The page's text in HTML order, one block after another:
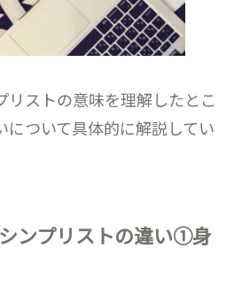
リストの意味を理解したとこ
について具体的に解説してい
ンプリストの違い①身